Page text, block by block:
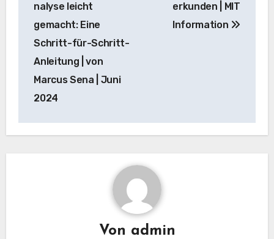
nalyse leicht
gemacht: Eine
Schritt-für-Schritt-
Anleitung | von
Marcus Sena | Juni
2024
erkunden | MIT
Information
Von admin